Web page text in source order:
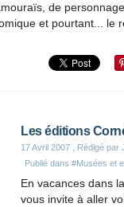
de
et pourtant... le
Les éditions
17 Avril 2007 , Rédigé par
Publié dans #Musées et
En vacances dans
vous invite à aller